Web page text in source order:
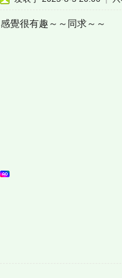
感覺很有趣～～同求～～